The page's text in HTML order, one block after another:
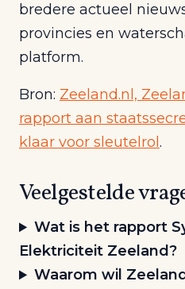
bredere actueel
provincies en
platform.
Bron: Zeeland.nl,
rapport aan
klaar voor sleutelrol.
Veelgestelde
Wat is het rapport
Elektriciteit Zeeland?
Waarom wil